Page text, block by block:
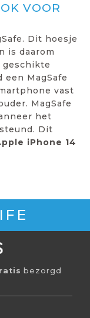
VOOR
Dit hoesje
is daarom
geschikte
MagSafe
vast
MagSafe
het
Dit
iPhone 14
bezorgd